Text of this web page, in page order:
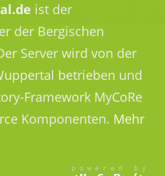
ist der
der Bergischen
Server wird von der
betrieben und
Framework MyCoRe
Komponenten. Mehr